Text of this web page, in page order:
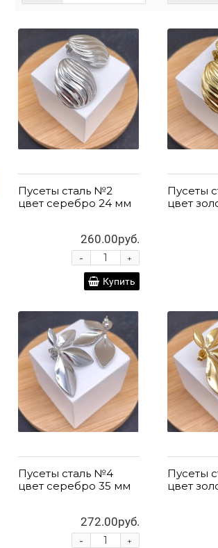
Пусеты сталь №2
цвет серебро 24 мм
260.00руб.
+
-
Купить
Пусеты
цвет
Пусеты сталь №4
цвет серебро 35 мм
272.00руб.
+
-
Пусеты
цвет